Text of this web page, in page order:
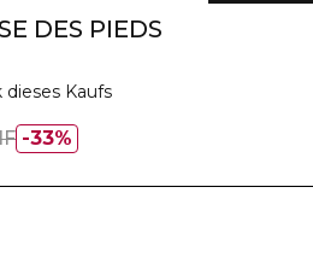
DES PIEDS
dieses Kaufs
33%